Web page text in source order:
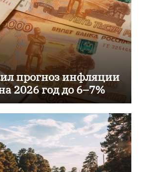
прогноз инфляции
2026 год до 6–7%